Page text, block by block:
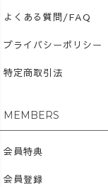
よくある質問/FAQ
プライバシーポリシー
特定商取引法
MEMBERS
会員特典
会員登録